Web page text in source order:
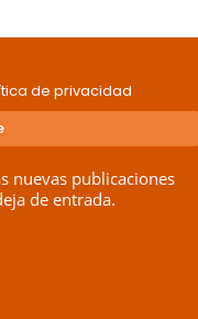
de privacidad
nuevas publicaciones
de entrada.